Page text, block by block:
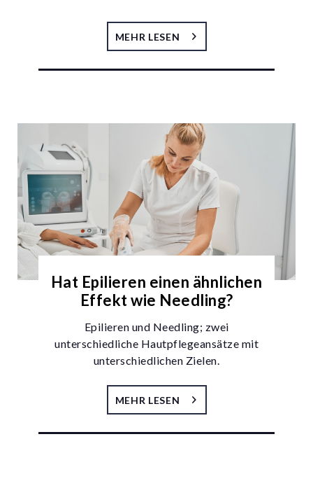
MEHR LESEN
Hat Epilieren einen ähnlichen
Effekt wie Needling?
Epilieren und Needling; zwei
unterschiedliche Hautpflegeansätze mit
unterschiedlichen Zielen.
MEHR LESEN